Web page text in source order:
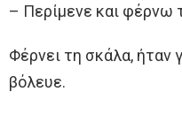
– Περίμενε και φέρνω
Φέρνει τη σκάλα, ήταν
βόλευε.